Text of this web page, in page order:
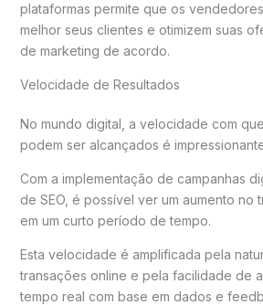
plataformas permite que os
melhor seus clientes e otimizem suas
de marketing de acordo.
Velocidade de Resultados
No mundo digital, a velocidade com
podem ser alcançados é
Com a implementação de campanhas
de SEO, é possível ver um aumento no
em um curto período de tempo.
Esta velocidade é amplificada pela
transações online e pela facilidade de
tempo real com base em dados e